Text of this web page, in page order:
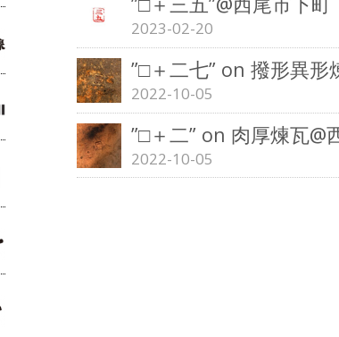
2023-02-20
”□＋二七” on 撥形異
2022-10-05
”□＋二” on 肉厚煉瓦@
2022-10-05